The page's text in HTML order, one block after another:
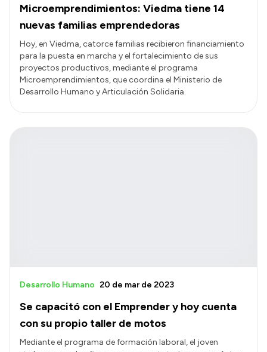
Microemprendimientos: Viedma tiene 14
nuevas familias emprendedoras
Hoy, en Viedma, catorce familias recibieron financiamiento
para la puesta en marcha y el fortalecimiento de sus
proyectos productivos, mediante el programa
Microemprendimientos, que coordina el Ministerio de
Desarrollo Humano y Articulación Solidaria.
Se capacitó con el Emprender y hoy cuenta
con su propio taller de motos
Desarrollo Humano 20 de mar de 2023
Mediante el programa de formación laboral, el joven